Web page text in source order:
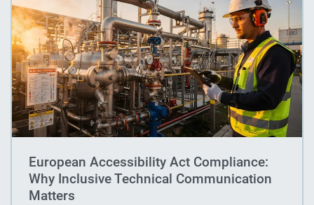
European Accessibility Act Compliance:
Why Inclusive Technical Communication
Matters